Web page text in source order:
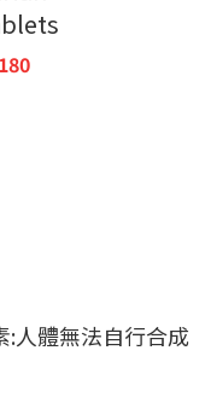
人體無法自行合成